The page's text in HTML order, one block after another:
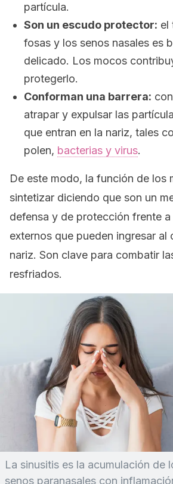
partícula.
Son un escudo protector: el
fosas y los senos nasales es
delicado. Los mocos
protegerlo.
Conforman una barrera:
atrapar y expulsar las
que entran en la nariz, tales
polen, bacterias y virus.
De este modo, la función de los
sintetizar diciendo que son un
defensa y de protección frente
externos que pueden ingresar al
nariz. Son clave para combatir
resfriados.
La sinusitis es la acumulación de
senos paranasales con